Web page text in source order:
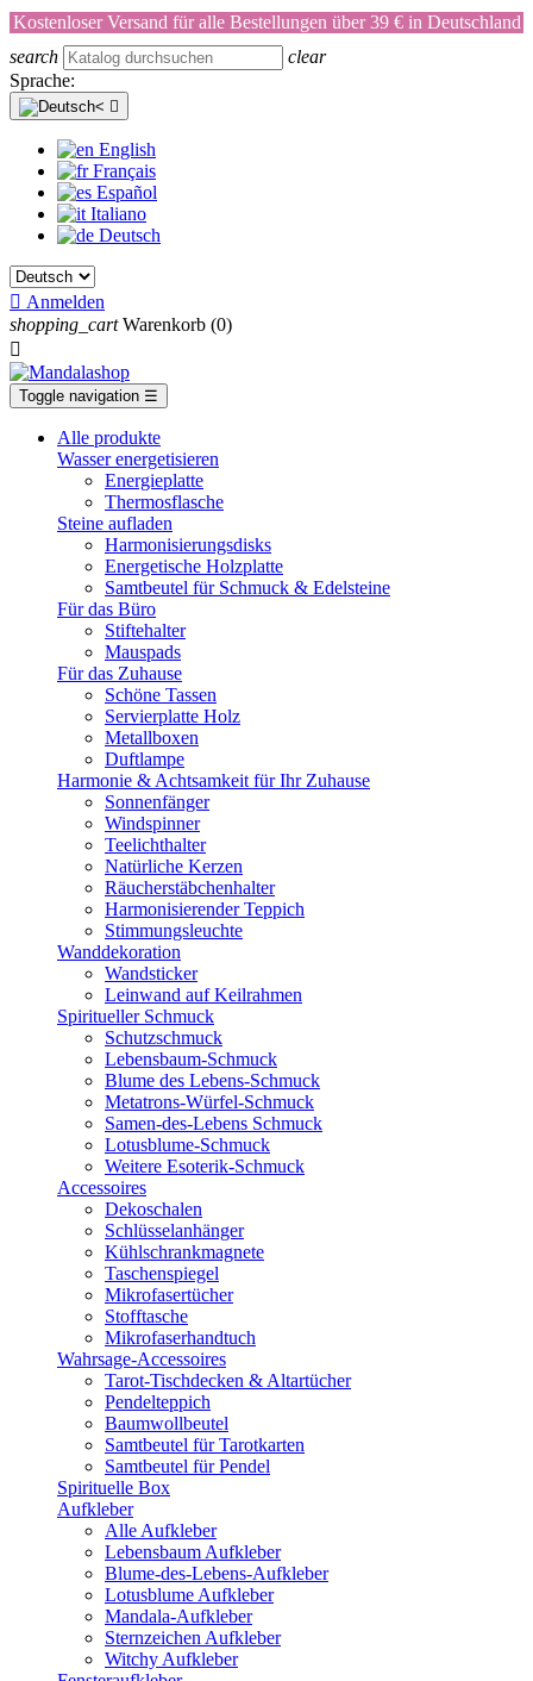
Kostenloser Versand für alle Bestellungen über 39 € in Deutschland
search
clear
Sprache:

English
Français
Español
Italiano
Deutsch
 Anmelden
shopping_cart Warenkorb (0)

Toggle navigation ☰
Alle produkte
Wasser energetisieren
Energieplatte​
Thermosflasche
Steine aufladen
Harmonisierungsdisks
Energetische Holzplatte
Samtbeutel für Schmuck & Edelsteine
Für das Büro
Stiftehalter
Mauspads
Für das Zuhause
Schöne Tassen
Servierplatte Holz
Metallboxen
Duftlampe
Harmonie & Achtsamkeit für Ihr Zuhause
Sonnenfänger
Windspinner
Teelichthalter
Natürliche Kerzen
Räucherstäbchenhalter
Harmonisierender Teppich
Stimmungsleuchte
Wanddekoration
Wandsticker
Leinwand auf Keilrahmen
Spiritueller Schmuck
Schutzschmuck
Lebensbaum-Schmuck
Blume des Lebens-Schmuck
Metatrons-Würfel-Schmuck
Samen-des-Lebens Schmuck
Lotusblume-Schmuck
Weitere Esoterik-Schmuck
Accessoires
Dekoschalen
Schlüsselanhänger
Kühlschrankmagnete
Taschenspiegel
Mikrofasertücher
Stofftasche
Mikrofaserhandtuch
Wahrsage-Accessoires
Tarot-Tischdecken & Altartücher
Pendelteppich
Baumwollbeutel
Samtbeutel für Tarotkarten
Samtbeutel für Pendel
Spirituelle Box
Aufkleber
Alle Aufkleber
Lebensbaum Aufkleber
Blume-des-Lebens-Aufkleber
Lotusblume Aufkleber
Mandala-Aufkleber
Sternzeichen Aufkleber
Witchy Aufkleber